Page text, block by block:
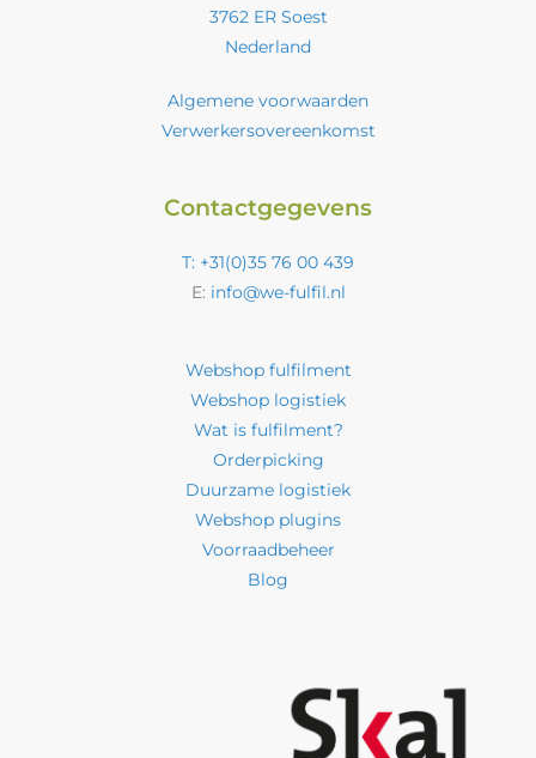
3762 ER Soest
Nederland
Algemene voorwaarden
Verwerkersovereenkomst
Contactgegevens
T: +31(0)35 76 00 439
E: info@we-fulfil.nl
Webshop fulfilment
Webshop logistiek
Wat is fulfilment?
Orderpicking
Duurzame logistiek
Webshop plugins
Voorraadbeheer
Blog